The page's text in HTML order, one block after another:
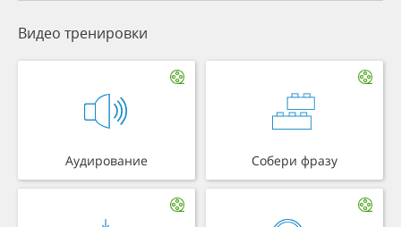
Видео тренировки
Аудирование Собери фразу